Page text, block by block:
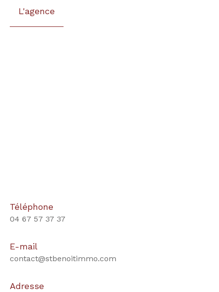
L'agence
Téléphone
04 67 57 37 37
E-mail
contact@stbenoitimmo.com
Adresse